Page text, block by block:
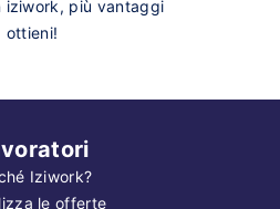
iziwork, più vantaggi
ottieni!
Iziwork?
le offerte